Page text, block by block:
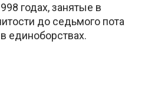
годах, занятые в
до седьмого пота
единоборствах.